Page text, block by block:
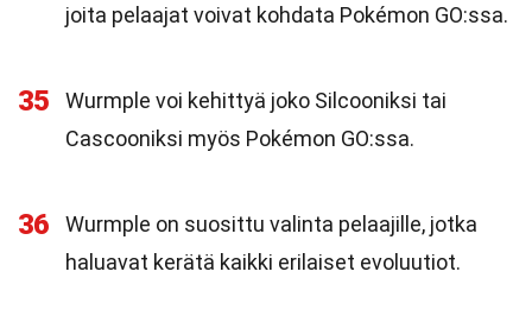
joita pelaajat voivat kohdata Pokémon GO:ssa.
35
Wurmple voi kehittyä joko Silcooniksi tai
Cascooniksi myös Pokémon GO:ssa.
36
Wurmple on suosittu valinta pelaajille, jotka
haluavat kerätä kaikki erilaiset evoluutiot.